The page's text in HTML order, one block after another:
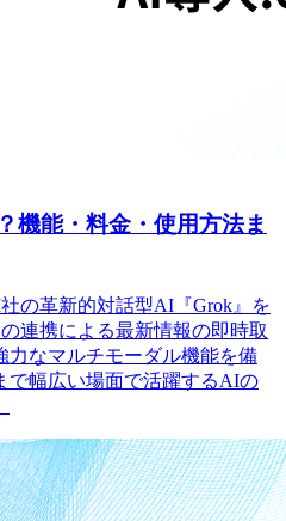
機能・料金・使用方法ま
の革新的対話型AI『Grok』を
連携による最新情報の即時取
力なマルチモーダル機能を備
で幅広い場面で活躍するAIの